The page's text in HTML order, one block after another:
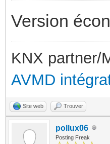
Version
KNX partner/
AVMD
Site web Trouver
pollux06
Posting Freak